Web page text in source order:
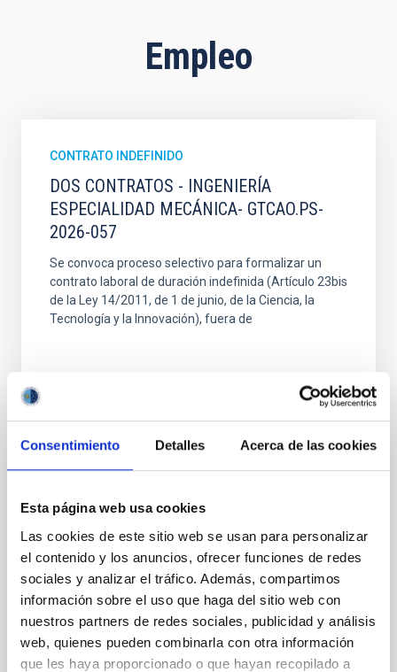
Consentimiento Detalles Acerca de las cookies
Esta página web usa cookies
Las cookies de este sitio web se usan para personalizar
el contenido y los anuncios, ofrecer funciones de redes
sociales y analizar el tráfico. Además, compartimos
información sobre el uso que haga del sitio web con
nuestros partners de redes sociales, publicidad y análisis
web, quienes pueden combinarla con otra información
que les haya proporcionado o que hayan recopilado a
Empleo
CONTRATO INDEFINIDO
DOS CONTRATOS - INGENIERÍA
ESPECIALIDAD MECÁNICA- GTCAO.PS-
2026-057
Se convoca proceso selectivo para formalizar un
contrato laboral de duración indefinida (Artículo 23bis
de la Ley 14/2011, de 1 de junio, de la Ciencia, la
Tecnología y la Innovación), fuera de
FIJO TURNO LIBRE
UN CONTRATO - TÉCNICO/A DE TALLER -
ESPECIALIDAD MECÁNICA- FIJO
LABORAL - PS-2026-032
Se convoca proceso selectivo para el ingreso, como
personal laboral fijo, de un puesto de trabajo con la
categoría profesional de Técnico/a de Taller, acogido
al Convenio y que tendrá, entre otras